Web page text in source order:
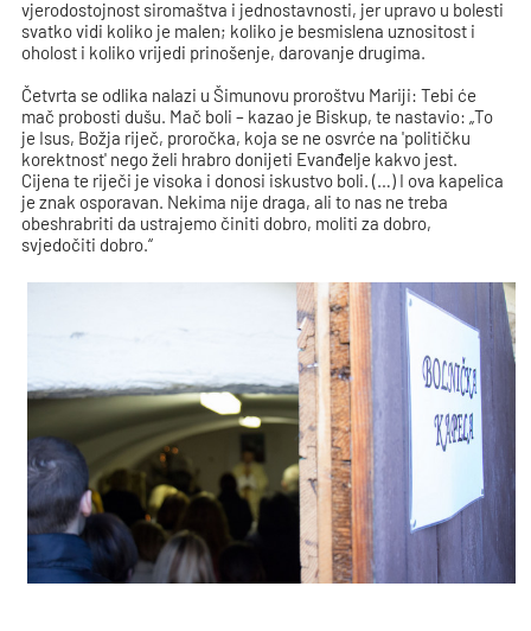
vjerodostojnost siromaštva i jednostavnosti, jer upravo u bolesti
svatko vidi koliko je malen; koliko je besmislena uznositost i
oholost i koliko vrijedi prinošenje, darovanje drugima.
Četvrta se odlika nalazi u Šimunovu proroštvu Mariji: Tebi će
mač probosti dušu. Mač boli – kazao je Biskup, te nastavio: „To
je Isus, Božja riječ, proročka, koja se ne osvrće na 'političku
korektnost' nego želi hrabro donijeti Evanđelje kakvo jest.
Cijena te riječi je visoka i donosi iskustvo boli. (…) I ova kapelica
je znak osporavan. Nekima nije draga, ali to nas ne treba
obeshrabriti da ustrajemo činiti dobro, moliti za dobro,
svjedočiti dobro.“